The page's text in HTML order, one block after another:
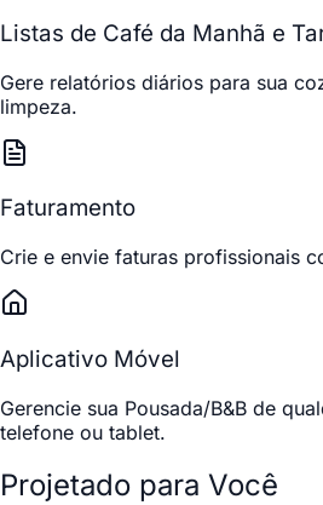
Listas de Café da Manhã e
Gere relatórios diários para sua
limpeza.
Faturamento
Crie e envie faturas profissionais
Aplicativo Móvel
Gerencie sua Pousada/B&B de
telefone ou tablet.
Projetado para Você